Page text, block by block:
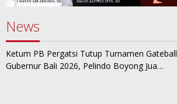
News
Ketum PB Pergatsi Tutup Turnamen Gateball
Gubernur Bali 2026, Pelindo Boyong Jua…